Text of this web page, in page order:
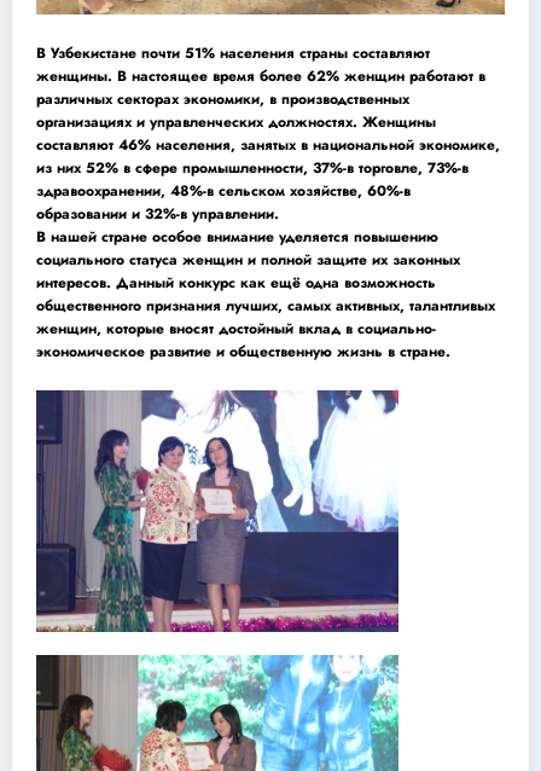
В Узбекистане почти 51% населения страны составляют
женщины. В настоящее время более 62% женщин работают в
различных секторах экономики, в производственных
организациях и управленческих должностях. Женщины
составляют 46% населения, занятых в национальной экономике,
из них 52% в сфере промышленности, 37%-в торговле, 73%-в
здравоохранении, 48%-в сельском хозяйстве, 60%-в
образовании и 32%-в управлении.
В нашей стране особое внимание уделяется повышению
социального статуса женщин и полной защите их законных
интересов. Данный конкурс как ещё одна возможность
общественного признания лучших, самых активных, талантливых
женщин, которые вносят достойный вклад в социально-
экономическое развитие и общественную жизнь в стране.